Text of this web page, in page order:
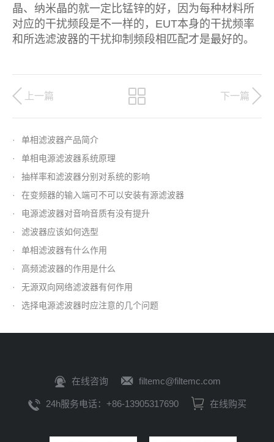
晶、纳米晶的就一定比锰锌的好，因为每种材料所
对应的干扰频段是不一样的，EUT本身的干扰频率
和所选滤波器的干扰抑制频段相匹配才是最好的。
上一篇 下一篇
·
单相滤波器产品简介
·
单相电源滤波器系统原理
·
抽样率和滤波器分别对系统的影响
·
在变频器的输入端可不可以安装有源滤波器
·
电源滤波器对音响音质有没有提升
·
滤波器应该如何选型
·
单相滤波器有什么作用
·
高频滤波器的作用是什么
·
无源双向网络滤波器有何作用
·
选择电源滤波器时应注意的几个问题
在线咨询 filtemc@filtemc.com
24h服务电话：+86-13905317690 在线购买